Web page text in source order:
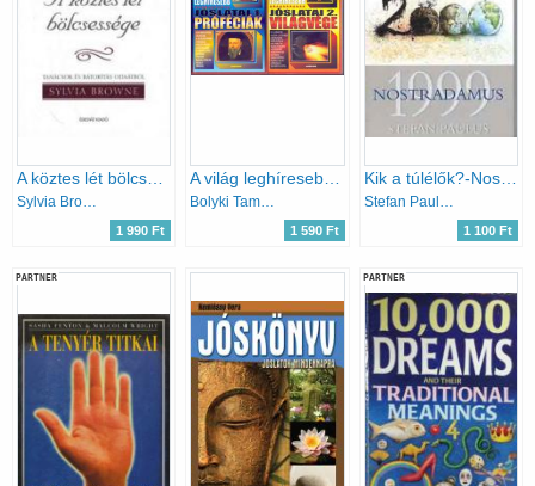
1 990 Ft 1 590 Ft
Kik a túlélők?-Nostradamus 1999
1 100 Ft
PARTNER PARTNER